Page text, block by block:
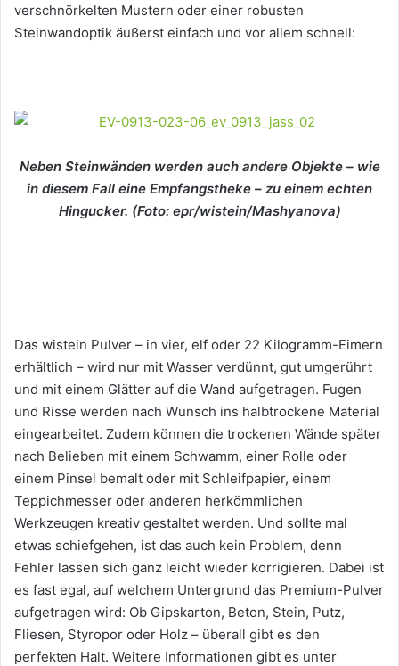
verschnörkelten Mustern oder einer robusten
Steinwandoptik äußerst einfach und vor allem schnell:
Neben Steinwänden werden auch andere Objekte – wie
in diesem Fall eine Empfangstheke – zu einem echten
Hingucker. (Foto: epr/wistein/Mashyanova)
Das wistein Pulver – in vier, elf oder 22 Kilogramm-Eimern
erhältlich – wird nur mit Wasser verdünnt, gut umgerührt
und mit einem Glätter auf die Wand aufgetragen. Fugen
und Risse werden nach Wunsch ins halbtrockene Material
eingearbeitet. Zudem können die trockenen Wände später
nach Belieben mit einem Schwamm, einer Rolle oder
einem Pinsel bemalt oder mit Schleifpapier, einem
Teppichmesser oder anderen herkömmlichen
Werkzeugen kreativ gestaltet werden. Und sollte mal
etwas schiefgehen, ist das auch kein Problem, denn
Fehler lassen sich ganz leicht wieder korrigieren. Dabei ist
es fast egal, auf welchem Untergrund das Premium-Pulver
aufgetragen wird: Ob Gipskarton, Beton, Stein, Putz,
Fliesen, Styropor oder Holz – überall gibt es den
perfekten Halt. Weitere Informationen gibt es unter